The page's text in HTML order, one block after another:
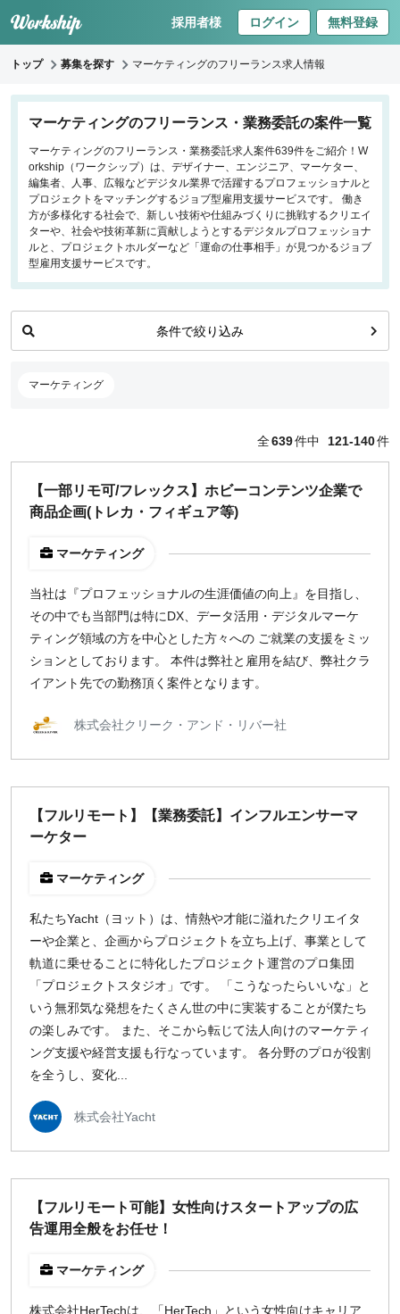
採用者様 ログイン 無料登録
トップ 募集を探す マーケティングのフリーランス求人情報
マーケティングのフリーランス・業務委託の案件一覧
マーケティングのフリーランス・業務委託求人案件639件をご紹介！W
orkship（ワークシップ）は、デザイナー、エンジニア、マーケター、
編集者、人事、広報などデジタル業界で活躍するプロフェッショナルと
プロジェクトをマッチングするジョブ型雇用支援サービスです。 働き
方が多様化する社会で、新しい技術や仕組みづくりに挑戦するクリエイ
ターや、社会や技術革新に貢献しようとするデジタルプロフェッショナ
ルと、プロジェクトホルダーなど「運命の仕事相手」が見つかるジョブ
型雇用支援サービスです。
条件で絞り込み
マーケティング
キーワードで探す
職種
フロントエンドエンジニア
バックエンドエンジニア
インフラエンジニア
iOS/Androidアプリエンジニア
データサイエンティスト
プロジェクトマネージャー
プランナー・ディレクター
デザイナー
マーケティング
人事
広報
顧問・講師
カスタマーサクセス
その他
閉じる
働き方
リモートのみ
出社希望
出社のみ
副業OK
新規事業
スタートアップ
土日週末OK
稼働時間
週5日
週3日
地域
大阪
全639件中 121-140件
【一部リモ可/フレックス】ホビーコンテンツ企業で
商品企画(トレカ・フィギュア等)
マーケティング
当社は『プロフェッショナルの生涯価値の向上』を目指し、
その中でも当部門は特にDX、データ活用・デジタルマーケ
ティング領域の方を中心とした方々への ご就業の支援をミッ
ションとしております。 本件は弊社と雇用を結び、弊社クラ
イアント先での勤務頂く案件となります。
株式会社クリーク・アンド・リバー社
【フルリモート】【業務委託】インフルエンサーマ
ーケター
マーケティング
私たちYacht（ヨット）は、情熱や才能に溢れたクリエイタ
ーや企業と、企画からプロジェクトを立ち上げ、事業として
軌道に乗せることに特化したプロジェクト運営のプロ集団
「プロジェクトスタジオ」です。 「こうなったらいいな」と
いう無邪気な発想をたくさん世の中に実装することが僕たち
の楽しみです。 また、そこから転じて法人向けのマーケティ
ング支援や経営支援も行なっています。 各分野のプロが役割
を全うし、変化...
株式会社Yacht
【フルリモート可能】女性向けスタートアップの広
告運用全般をお任せ！
マーケティング
株式会社HerTechは、「HerTech」という女性向けキャリア